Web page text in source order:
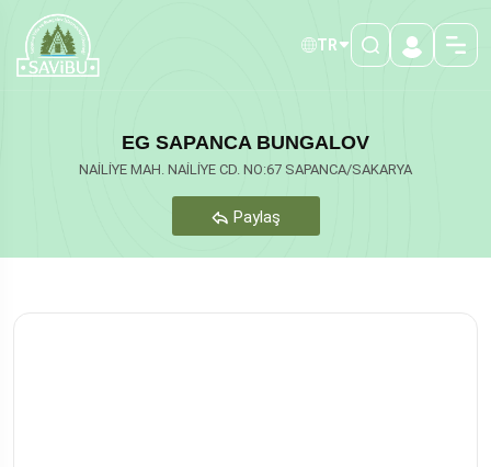
TR
EG SAPANCA BUNGALOV
NAİLİYE MAH. NAİLİYE CD. NO:67 SAPANCA/SAKARYA
Paylaş